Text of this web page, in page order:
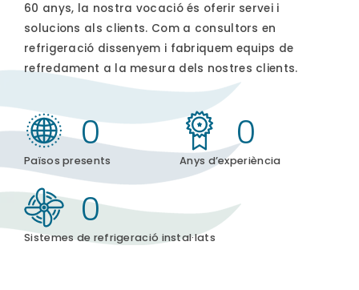
60 anys, la nostra vocació és oferir servei i
solucions als clients. Com a consultors en
refrigeració dissenyem i fabriquem equips de
refredament a la mesura dels nostres clients.
0
Països presents
0
Anys d’experiència
0
Sistemes de refrigeració instal·lats